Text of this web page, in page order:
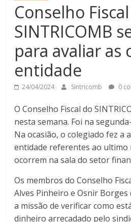
Conselho
SINTRICOMB
para avaliar as
entidade
24/04/2024 Sintricomb 0
O Conselho Fiscal do
nesta semana. Foi na
Na ocasião, o colegiado fez a
entidade referentes ao ultimo
ocorrem na sala do setor
Os membros do Conselho
Alves Pinheiro e Osnir Borges
a missão de verificar como
dinheiro arrecadado pelo